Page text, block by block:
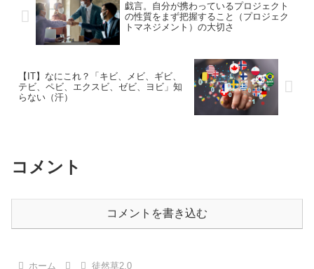
戯言。自分が携わっているプロジェクト
の性質をまず把握すること（プロジェク
トマネジメント）の大切さ
【IT】なにこれ？「キビ、メビ、ギビ、
テビ、ペビ、エクスビ、ゼビ、ヨビ」知
らない（汗）
コメント
コメントを書き込む
ホーム 徒然草2.0